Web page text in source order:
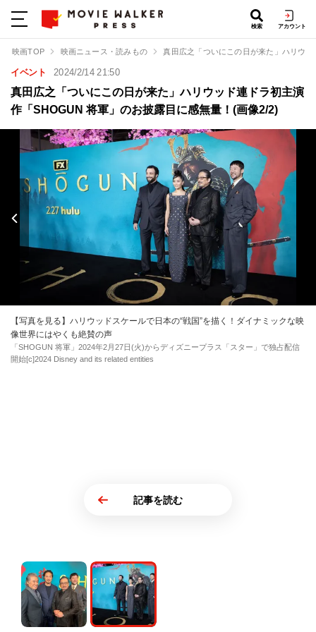
検索 アカウント
映画TOP 映画ニュース・読みもの 真田広之「ついにこの日が来た」ハリウ
イベント 2024/2/14 21:50
真田広之「ついにこの日が来た」ハリウッド連ドラ初主演
作「SHOGUN 将軍」のお披露目に感無量！(画像2/2)
【写真を見る】ハリウッドスケールで日本の“戦国”を描く！ダイナミックな映
像世界にはやくも絶賛の声
「SHOGUN 将軍」2024年2月27日(火)からディズニープラス「スター」で独占配信
開始[c]2024 Disney and its related entities
記事を読む